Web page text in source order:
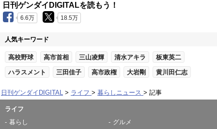
日刊ゲンダイDIGITALを読もう！
6.6万 18.5万
人気キーワード
高校野球 高市首相 三山凌輝 清水アキラ 板東英二
ハラスメント 三田佳子 高市政権 大岩剛 黄川田仁志
日刊ゲンダイDIGITAL ライフ 暮らしニュース 記事
ライフ
暮らし
グルメ